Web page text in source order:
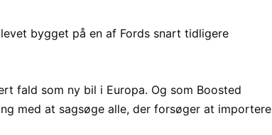
bygget på en af Fords snart tidligere
fald som ny bil i Europa. Og som Boosted
med at sagsøge alle, der forsøger at importere